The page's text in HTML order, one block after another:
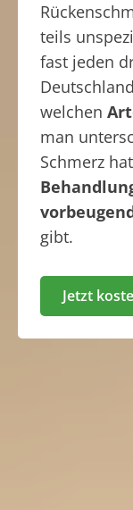
teils
fast jeden
welchen
man
Schmerz
gibt.
Jetzt